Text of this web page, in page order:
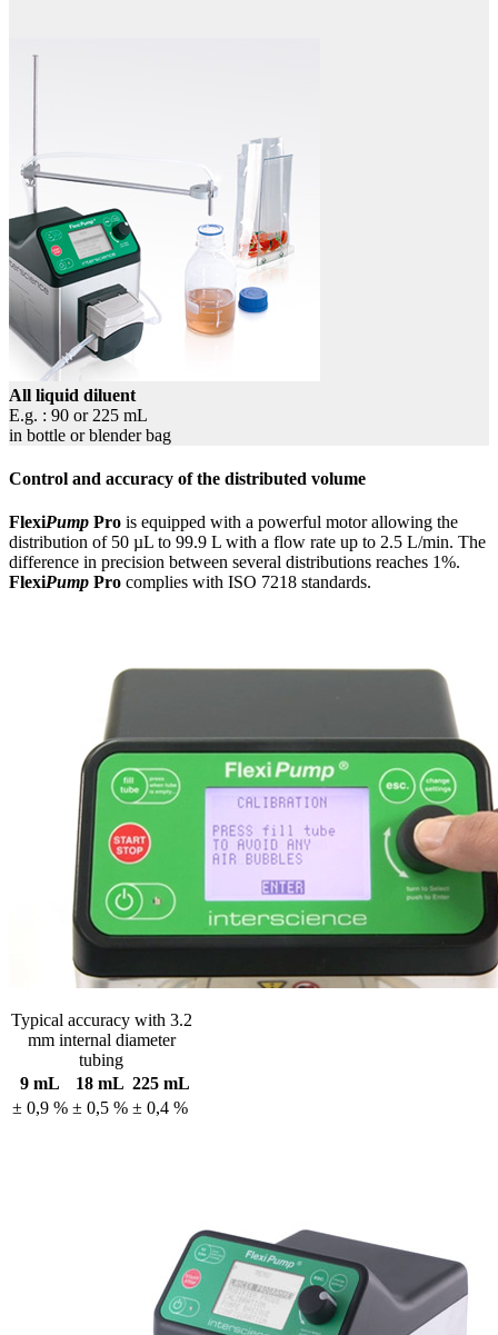
All liquid diluent
E.g. : 90 or 225 mL
in bottle or blender bag
Control and accuracy of the distributed volume
FlexiPump Pro is equipped with a powerful motor allowing the
distribution of 50 µL to 99.9 L with a flow rate up to 2.5 L/min. The
difference in precision between several distributions reaches 1%.
FlexiPump Pro complies with ISO 7218 standards.
Typical accuracy with 3.2
mm internal diameter
tubing
9 mL
18 mL 225 mL
± 0,9 % ± 0,5 % ± 0,4 %